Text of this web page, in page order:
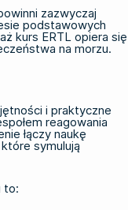
zazwyczaj
podstawowych
kurs ERTL opiera się
na morzu.
i praktyczne
reagowania
łączy naukę
symulują
to: